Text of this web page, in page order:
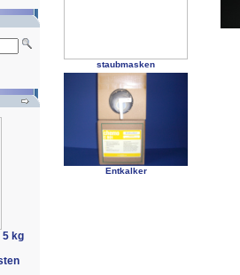
5 kg
staubmasken
Entkalker